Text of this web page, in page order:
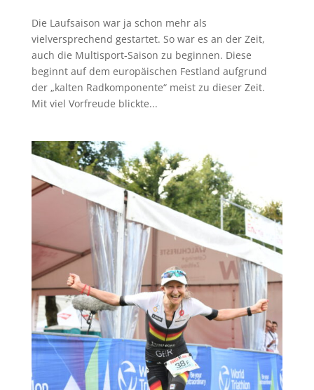
Die Laufsaison war ja schon mehr als
vielversprechend gestartet. So war es an der Zeit,
auch die Multisport-Saison zu beginnen. Diese
beginnt auf dem europäischen Festland aufgrund
der „kalten Radkomponente“ meist zu dieser Zeit.
Mit viel Vorfreude blickte...